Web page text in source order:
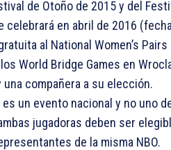
de Otoño de 2015 y del
celebrará en abril de 2016
al National Women’s Pairs
World Bridge Games en
una compañera a su elección.
un evento nacional y no uno
jugadoras deben ser
de la misma NBO.